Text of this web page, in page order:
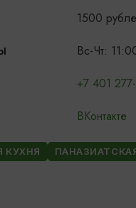
1500
Вс-Чт:
+7 401
ВКонтакте
КУХНЯ